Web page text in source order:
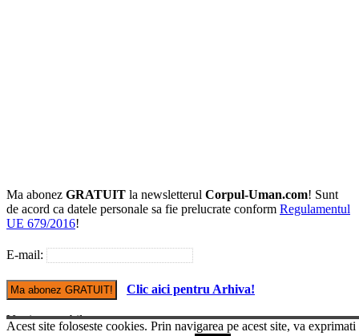
Ma abonez GRATUIT la newsletterul Corpul-Uman.com! Sunt
de acord ca datele personale sa fie prelucrate conform Regulamentul
UE 679/2016!
E-mail:
Clic aici pentru Arhiva!
Versiune mobile
Acest site foloseste cookies. Prin navigarea pe acest site, va exprimati